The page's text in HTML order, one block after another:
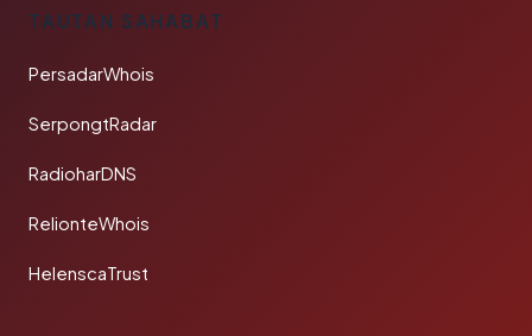
TAUTAN SAHABAT
PersadarWhois
SerpongtRadar
RadioharDNS
RelionteWhois
HelenscaTrust